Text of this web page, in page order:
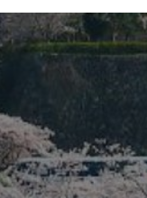
ス
キ
ッ